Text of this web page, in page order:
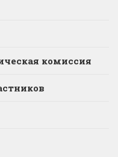
комиссия